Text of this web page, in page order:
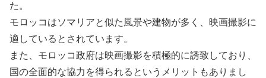
た。
モロッコはソマリアと似た風景や建物が多く、映画撮影に
適しているとされています。
また、モロッコ政府は映画撮影を積極的に誘致しており、
国の全面的な協力を得られるというメリットもありまし